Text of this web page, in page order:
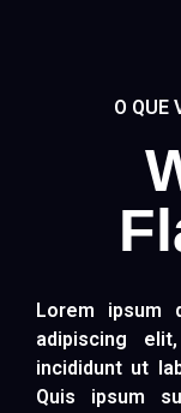
O QUE
Lorem ipsum
adipiscing
incididunt ut
Quis ipsum